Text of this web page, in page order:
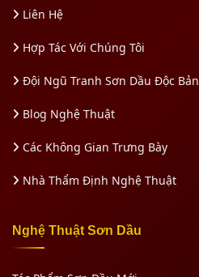
Liên Hệ
Hợp Tác Với Chúng Tôi
Đội Ngũ Tranh Sơn Dầu Độc Bản
Blog Nghệ Thuật
Các Không Gian Trưng Bày
Nhà Thẩm Định Nghệ Thuật
Nghệ Thuật Sơn Dầu